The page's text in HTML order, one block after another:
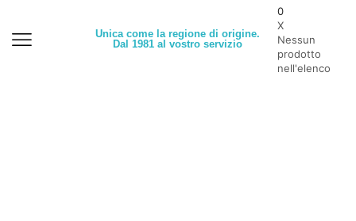
Unica come la regione di origine.
Dal 1981 al vostro servizio
0
X
Nessun
prodotto
nell'elenco